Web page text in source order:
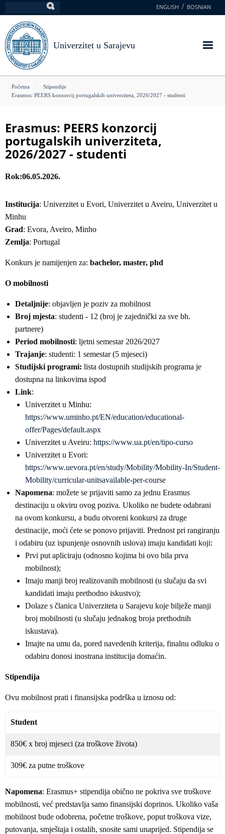
na
glavni
sadržaj
ENGLISH BOSNIAN
Univerzitet u Sarajevu
You
Početna
Stipendije
Erasmus: PEERS konzorcij portugalskih univerziteta, 2026/2027 - studenti
Erasmus: PEERS konzorcij
portugalskih univerziteta,
2026/2027 - studenti
Rok 06.05.2026.
Institucija: Univerzitet u Evori, Univerzitet u Aveiru, Univerzitet u
Minhu
Grad: Evora, Aveiro, Minho
Zemlja: Portugal
Konkurs je namijenjen za: bachelor, master, phd
O mobilnosti
Detaljnije: objavljen je poziv za mobilnost
Broj mjesta: studenti - 12 (broj je zajednički za sve bh.
partnere)
Period mobilnosti: ljetni semestar 2026/2027
Trajanje: studenti: 1 semestar (5 mjeseci)
Studijski programi: lista dostupnih studijskih programa je
dostupna na linkovima ispod
Link:
Univerzitet u Minhu:
https://www.uminho.pt/EN/education/educational-
offer/Pages/default.aspx
Univerzitet u Aveiru: https://www.ua.pt/en/tipo-curso
Univerzitet u Evori:
https://www.uevora.pt/en/study/Mobility/Mobility-In/Student-
Mobility/curricular-unitsavailable-per-course
Napomena: možete se prijaviti samo za jednu Erasmus
destinaciju u okviru ovog poziva. Ukoliko ne budete odabrani
na ovom konkursu, a budu otvoreni konkursi za druge
destinacije, moći ćete se ponovo prijaviti. Prednost pri rangiranju
i odabiru (uz ispunjenje osnovnih uslova) imaju kandidati koji:
Prvi put apliciraju (odnosno kojima bi ovo bila prva
mobilnost);
Imaju manji broj realizovanih mobilnosti (u slučaju da svi
kandidati imaju prethodno iskustvo);
Dolaze s članica Univerziteta u Sarajevu koje bilježe manji
broj mobilnosti (u slučaju jednakog broja prethodnih
iskustava).
Imajte na umu da, pored navedenih kriterija, finalnu odluku o
odabiru donosi inostrana institucija domaćin.
Stipendija
Ovu mobilnost prati i finansijska podrška u iznosu od:
Student
850€ x broj mjeseci (za troškove života)
309€ za putne troškove
Napomena: Erasmus+ stipendija obično ne pokriva sve troškove
mobilnosti, već predstavlja samo finansijski doprinos. Ukoliko vaša
mobilnost bude odobrena, početne troškove, poput troškova vize,
putovanja, smještaja i ostalih, snosite sami unaprijed. Stipendija se